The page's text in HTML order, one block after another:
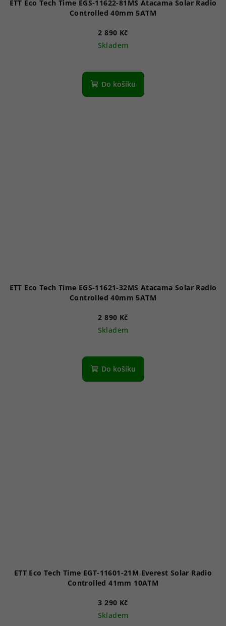
ETT Eco Tech Time EGS-11622-81MS Atacama Solar Radio
Controlled 40mm 5ATM
2 890 Kč
Skladem
Do košíku
ETT Eco Tech Time EGS-11621-32MS Atacama Solar Radio
Controlled 40mm 5ATM
2 890 Kč
Skladem
Do košíku
ETT Eco Tech Time EGT-11601-21M Everest Solar Radio
Controlled 41mm 10ATM
3 290 Kč
Skladem